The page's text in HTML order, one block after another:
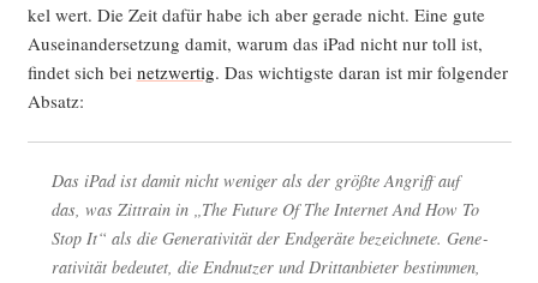
kel wert. Die Zeit dafür habe ich aber gera­de nicht. Eine gute
Aus­ein­an­der­set­zung damit, war­um das iPad nicht nur toll ist,
fin­det sich bei netz­wer­tig. Das wich­tigs­te dar­an ist mir fol­gen­der
Absatz:
Das iPad ist damit nicht weni­ger als der größ­te Angriff auf
das, was Zit­train in „The Future Of The Inter­net And How To
Stop It“ als die Gene­ra­ti­vi­tät der End­ge­rä­te bezeich­ne­te. Gene­
ra­ti­vi­tät bedeu­tet, die End­nut­zer und Dritt­an­bie­ter bestim­men,